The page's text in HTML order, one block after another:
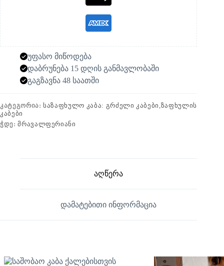
უფასო მიწოდება
დაბრუნება 15 დღის განმავლობაში
გაგზავნა 48 საათში
ᲙᲐᲢᲔᲒᲝᲠᲘᲐ:ᲡᲐᲖᲐᲤᲮᲣᲚᲝ ᲙᲐᲑᲐ: ᲒᲠᲫᲔᲚᲘ ᲙᲐᲑᲔᲑᲘ,ᲖᲐᲤᲮᲣᲚᲘᲡ
ᲙᲐᲑᲔᲑᲘ
ᲭᲓᲔ:ᲛᲠᲐᲕᲐᲚᲤᲔᲠᲘᲐᲜᲘ
აღწერა
დამატებითი ინფორმაცია